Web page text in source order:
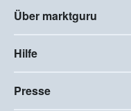
Über marktguru
Hilfe
Presse